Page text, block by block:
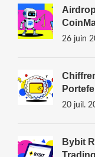
26 juin
20 juil.
Bybit